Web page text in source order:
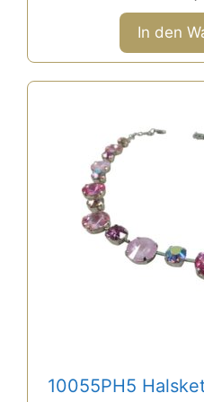
o
n
5
In den
10055PH5